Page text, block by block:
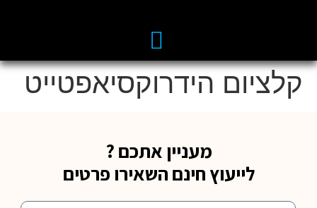
קלציום הידרוקסיאפטייט
מעניין אתכם ?
לייעוץ חינם השאירו פרטים